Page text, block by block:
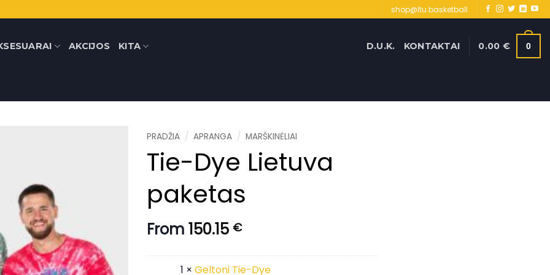
shop@ltu.basketball
AKCIJOS KITA D.U.K. KONTAKTAI 0.00 € 0
PRADŽIA / APRANGA / MARŠKINĖLIAI
Tie-Dye Lietuva
paketas
From 150.15 €
1 × Geltoni Tie-Dye